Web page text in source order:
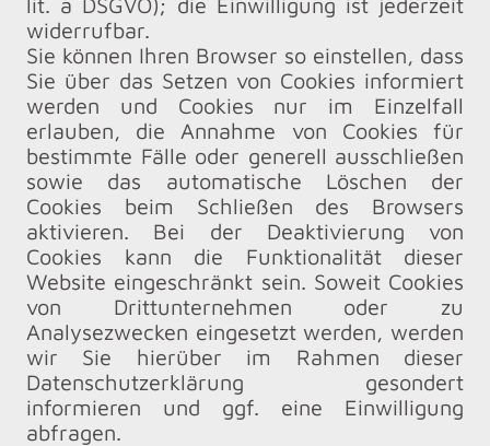
widerrufbar.
Sie können Ihren Browser so einstellen, dass
Sie über das Setzen von Cookies informiert
werden und Cookies nur im Einzelfall
erlauben, die Annahme von Cookies für
bestimmte Fälle oder generell ausschließen
sowie das automatische Löschen der
Cookies beim Schließen des Browsers
aktivieren. Bei der Deaktivierung von
Cookies kann die Funktionalität dieser
Website eingeschränkt sein. Soweit Cookies
von Drittunternehmen oder zu
Analysezwecken eingesetzt werden, werden
wir Sie hierüber im Rahmen dieser
Datenschutzerklärung gesondert
informieren und ggf. eine Einwilligung
abfragen.